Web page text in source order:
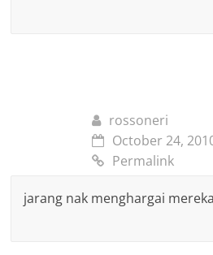
rossoneri
October 24,
Permalink
jarang nak menghargai